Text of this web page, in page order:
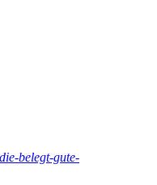
belegt-gute-